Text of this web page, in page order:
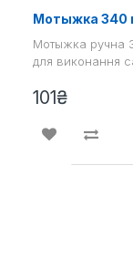
Мотыжка 340
Мотыжка ручна
для виконання
101₴